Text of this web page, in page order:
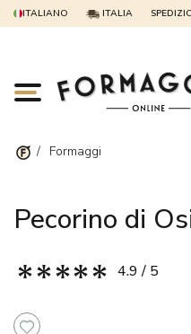
ITALIANO ITALIA
/ Formaggi
Pecorino di
4.9 / 5